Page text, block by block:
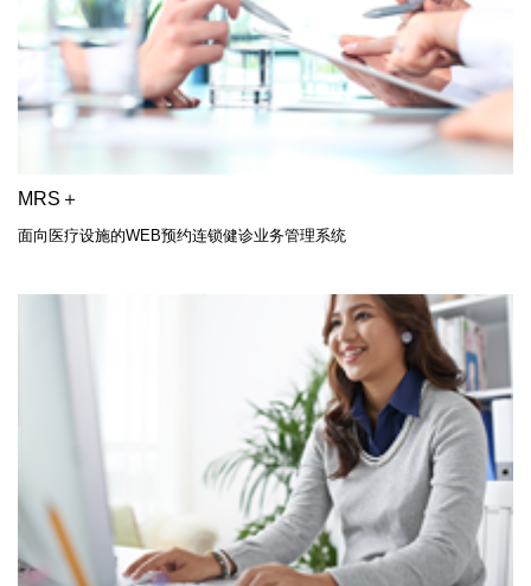
MRS＋
面向医疗设施的WEB预约连锁健诊业务管理系统